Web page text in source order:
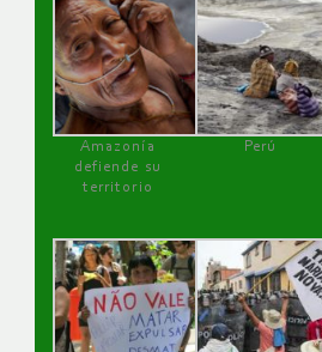
Amazonía
defiende su
territorio
Perú